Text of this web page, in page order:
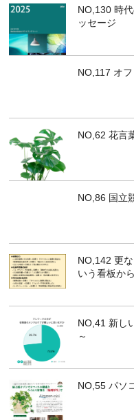
NO,130 時
ッセージ
NO,117 オ
NO,62 花言
NO,86 国立
NO,142 更
いう看板か
NO,41 新し
～
NO,55 パソ